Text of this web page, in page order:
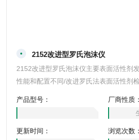
2152改进型罗氏泡沫仪
2152改进型罗氏泡沫仪主要表面活性剂
性能和配置不同/改进罗氏法表面活性剂
的液体表面之后，测量得到的泡沫体积
产品型号：
厂商性质：
更新时间：
浏览次数：